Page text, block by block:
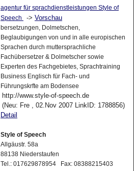
agentur für sprachdienstleistungen Style of
Speech
-> Vorschau
bersetzungen, Dolmetschen,
Beglaubigungen von und in alle europischen
Sprachen durch muttersprachliche
Fachübersetzer & Dolmetscher sowie
Experten des Fachgebietes, Sprachtraining
Business Englisch für Fach- und
Führungskrfte am Bodensee
http://www.style-of-speech.de
(Neu: Fre , 02.Nov 2007 LinkID: 1788856)
Detail
Style of Speech
Allgäustr. 58a
88138 Niederstaufen
Tel.: 017629878954 Fax: 08388215403